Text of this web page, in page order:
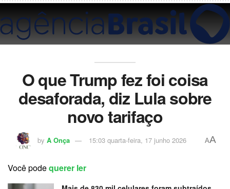
O que Trump fez foi coisa
desaforada, diz Lula sobre
novo tarifaço
by A Onça 15:03 quarta-feira, 17 junho 2026 AA
Você podequerer ler